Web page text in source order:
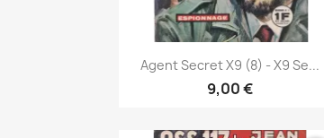
Pikakatselu
Agent Secret X9 (8) - X9 Se...
9,00 €